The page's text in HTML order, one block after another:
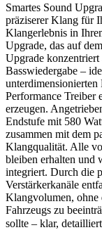
Smartes Sound
präziserer Klang für
Klangerlebnis in
Upgrade, das auf
Upgrade
Basswiedergabe –
Performance Treiber
erzeugen.
Endstufe mit 580
zusammen mit dem
Klangqualität. Alle
bleiben erhalten und
integriert. Durch die
Verstärkerkanäle
Klangvolumen, ohne
Fahrzeugs zu
sollte – klar,